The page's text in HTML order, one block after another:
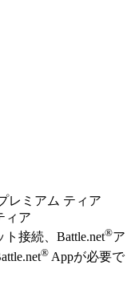
レミアム ティア
ィア
接続、Battle.net®ア
® Appが必要で